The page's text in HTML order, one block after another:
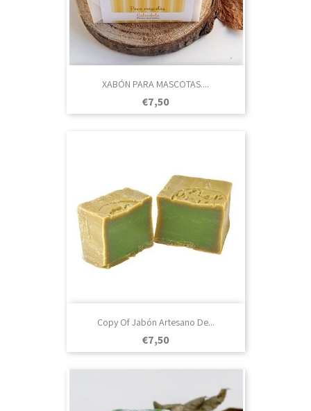
XABÓN PARA MASCOTAS....
Prezo
€7,50
Copy Of Jabón Artesano De...
Prezo
€7,50